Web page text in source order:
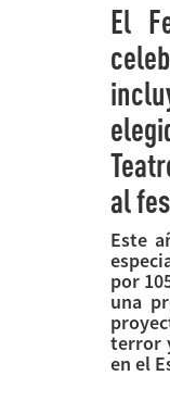
El
al
Este
por
una
terror
en el